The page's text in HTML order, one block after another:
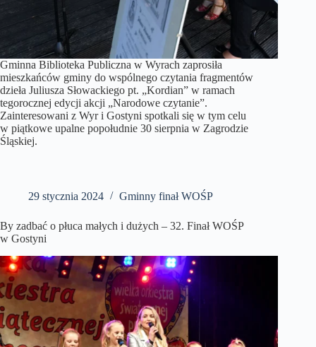
Gminna Biblioteka Publiczna w Wyrach zaprosiła
mieszkańców gminy do wspólnego czytania fragmentów
dzieła Juliusza Słowackiego pt. „Kordian” w ramach
tegorocznej edycji akcji „Narodowe czytanie”.
Zainteresowani z Wyr i Gostyni spotkali się w tym celu
w piątkowe upalne popołudnie 30 sierpnia w Zagrodzie
Śląskiej.
29 stycznia 2024 Gminny finał WOŚP
By zadbać o płuca małych i dużych – 32. Finał WOŚP
w Gostyni